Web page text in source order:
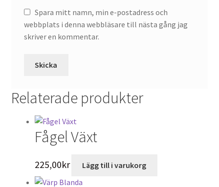
Spara mitt namn, min e-postadress och
webbplats i denna webbläsare till nästa gång jag
skriver en kommentar.
Relaterade produkter
Fågel Växt
225,00kr Lägg till i varukorg